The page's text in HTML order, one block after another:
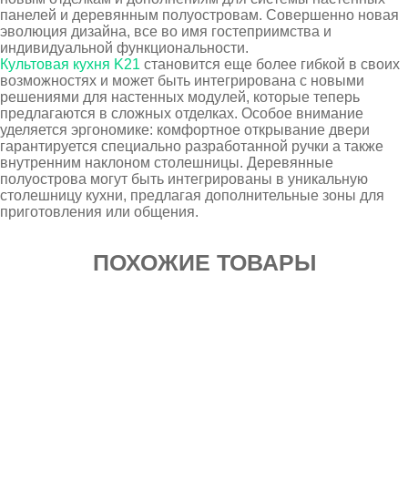
панелей и деревянным полуостровам. Совершенно новая
эволюция дизайна, все во имя гостеприимства и
индивидуальной функциональности.
Культовая кухня K21 становится еще более гибкой в своих
возможностях и может быть интегрирована с новыми
решениями для настенных модулей, которые теперь
предлагаются в сложных отделках. Особое внимание
уделяется эргономике: комфортное открывание двери
гарантируется специально разработанной ручки а также
внутренним наклоном столешницы. Деревянные
полуострова могут быть интегрированы в уникальную
столешницу кухни, предлагая дополнительные зоны для
приготовления или общения.
ПОХОЖИЕ ТОВАРЫ